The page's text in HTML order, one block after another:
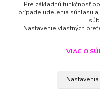
Pre základnú funkčnosť
prípade udelenia súhlasu
Nastavenie vlastných
VIAC O
Nastavenia